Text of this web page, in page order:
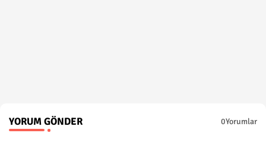
YORUM GÖNDER 0Yorumlar